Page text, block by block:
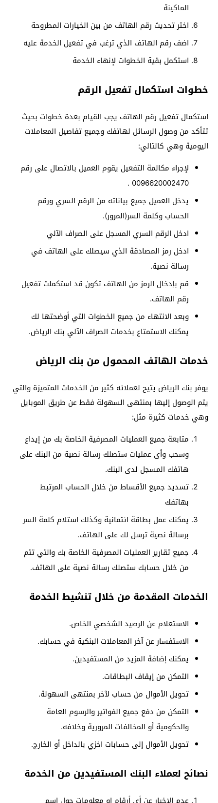
الماكينة
اختر تحديث رقم الهاتف من بين الخيارات المطروحة
اضف رقم الهاتف الذي ترغب في تفعيل الخدمة عليه
استكمل بقية الخطوات لإنهاء الخدمة
خطوات استكمال تفعيل الرقم
استكمال تفعيل رقم الهاتف يجب القيام بعدة خطوات بحيث
تتأكد من وصول الرسائل لهاتفك وجميع تفاصيل المعاملات
اليومية وهي كالتالي:
لإجراء مكالمة التفعيل يقوم العميل بالاتصال على رقم
0096620002470 .
يدخل العميل جميع بياناته من الرقم السري ورقم
الحساب وكلمة السر(المرور).
ادخل الرقم السري المسجل على الصراف الآلي
ادخل رمز المصادقة الذي سيصلك على الهاتف في
رسالة نصية.
قم بإدخال الرمز من الهاتف تكون قد استكملت تفعيل
رقم الهاتف.
وبعد الانتهاء من جميع الخطوات التي أوضحتها لك
يمكنك الاستمتاع بخدمات الصراف الآلي بنك الرياض.
خدمات الهاتف المحمول من بنك الرياض
يوفر بنك الرياض يتيح لعملائه كثير من الخدمات المتميزة والتي
يتم الوصول إليها بمنتهى السهولة فقط عن طريق الموبايل
وهي خدمات كثيرة مثل:
متابعة جميع العمليات المصرفية الخاصة بك من إيداع
وسحب وأى عمليات ستصلك رسالة نصية من البنك على
هاتفك المسجل لدى البنك.
تسديد جميع الأقساط من خلال الحساب المرتبط
بهاتفك
يمكنك عمل بطاقة ائتمانية وكذلك استلام كلمة السر
برسالة نصية ترسل لك على الهاتف.
جميع تقارير العمليات المصرفية الخاصة بك والتي تتم
من خلال حسابك ستصلك رسالة نصية على الهاتف.
الخدمات المقدمة من خلال تنشيط الخدمة
الاستعلام عن الرصيد الشخصي الخاص.
الاستفسار عن آخر المعاملات البنكية في حسابك.
يمكنك إضافة المزيد من المستفيدين.
التمكن من إيقاف البطاقات.
تحويل الأموال من حساب لآخر بمنتهى السهولة.
التمكن من دفع جميع الفواتير والرسوم العامة
والحكومية أو المخالفات المرورية وخلافه.
تحويل الأموال إلى حسابات اخزي بالداخل أو الخارج.
نصائح لعملاء البنك المستفيدين من الخدمة